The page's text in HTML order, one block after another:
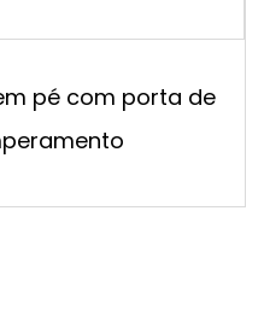
pé com porta de